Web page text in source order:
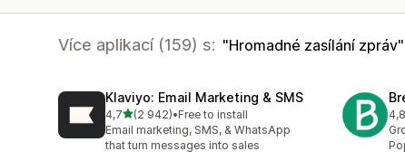
Více aplikací (159) s: Hromadné zasílání zpráv
Klaviyo: Email Marketing & SMS
4,7z 5 hvězd
(2 942)
Celkový počet recenzí: 2942
•Free to install
Email marketing, SMS, & WhatsApp
that turn messages into sales
4,8